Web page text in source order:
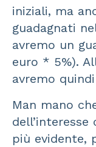
iniziali, ma
guadagnati
avremo un
euro * 5%).
avremo
Man mano
più evidente,